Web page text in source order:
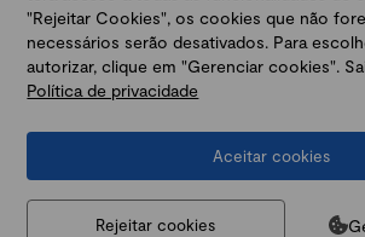
Desbloqueie seu mundo crypto
Av. Brigadeiro Faria Lima, 3447, 9 andar - sala 11 - Itaim Bibi -
Prevenção a golpes e fraudes|
"Rejeitar Cookies", os cookies que não
necessários serão desativados. Para
autorizar, clique em "Gerenciar cookies".
Política de privacidade
Aceitar cookies
Rejeitar cookies